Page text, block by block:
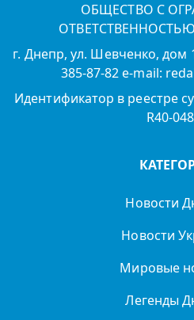
ОБЩЕСТВО С
г. Днепр, ул. Шевченко, дом
385-87-82 e-mail:
Идентификатор в реестре
R40-
Новости
Новости
Мировые
Легенды